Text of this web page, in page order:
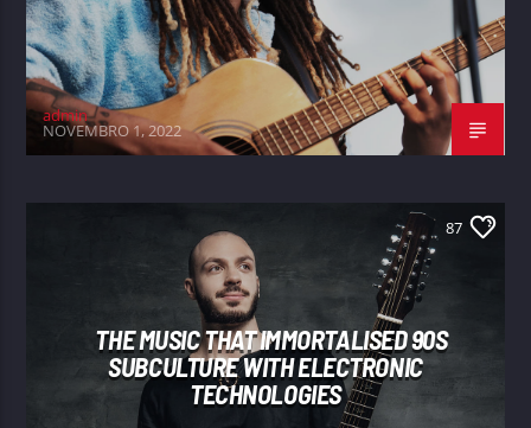
admin
NOVEMBRO 1, 2022
87
THE MUSIC THAT IMMORTALISED 90S
SUBCULTURE WITH ELECTRONIC
TECHNOLOGIES